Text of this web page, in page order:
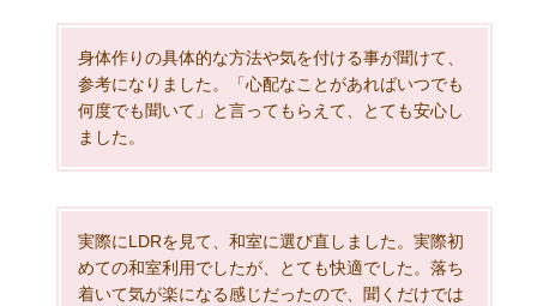
身体作りの具体的な方法や気を付ける事が聞けて、
参考になりました。「心配なことがあればいつでも
何度でも聞いて」と言ってもらえて、とても安心し
ました。
実際にLDRを見て、和室に選び直しました。実際初
めての和室利用でしたが、とても快適でした。落ち
着いて気が楽になる感じだったので、聞くだけでは